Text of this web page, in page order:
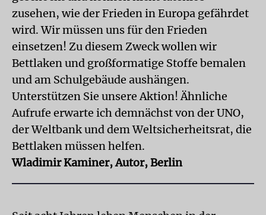
zusehen, wie der Frieden in Europa gefährdet
wird. Wir müssen uns für den Frieden
einsetzen! Zu diesem Zweck wollen wir
Bettlaken und großformatige Stoffe bemalen
und am Schulgebäude aushängen.
Unterstützen Sie unsere Aktion! Ähnliche
Aufrufe erwarte ich demnächst von der UNO,
der Weltbank und dem Weltsicherheitsrat, die
Bettlaken müssen helfen.
Wladimir Kaminer, Autor, Berlin